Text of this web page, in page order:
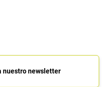
nuestro newsletter